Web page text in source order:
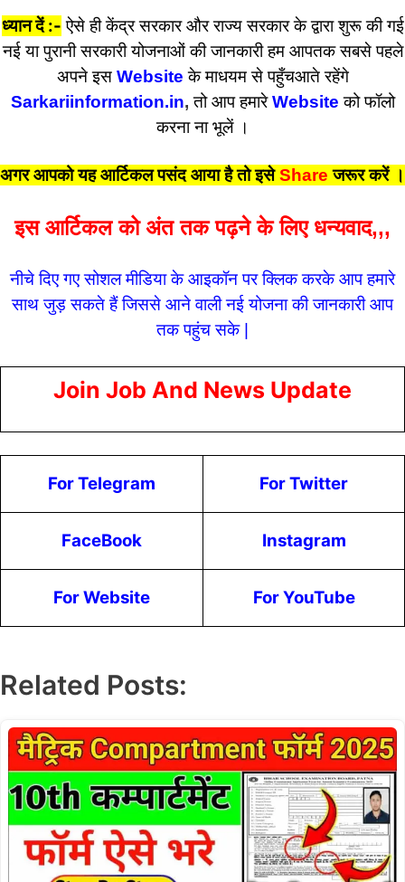
ध्यान दें :- ऐसे ही केंद्र सरकार और राज्य सरकार के द्वारा शुरू की गई
नई या पुरानी सरकारी योजनाओं की जानकारी हम आपतक सबसे पहले
अपने इसWebsite के माधयम से पहुँचआते रहेंगे
Sarkariinformation.in,तो आप हमारेWebsiteको फॉलो
करना ना भूलें ।
अगर आपको यह आर्टिकल पसंद आया है तो इसेShare जरूर करें ।
इस आर्टिकल को अंत तक पढ़ने के लिए धन्यवाद,,,
नीचे दिए गए सोशल मीडिया के आइकॉन पर क्लिक करके आप हमारे
साथ जुड़ सकते हैं जिससे आने वाली नई योजना की जानकारी आप
तक पहुंच सके |
Join Job And News Update
For Telegram For Twitter
FaceBook Instagram
For Website For YouTube
Related Posts: